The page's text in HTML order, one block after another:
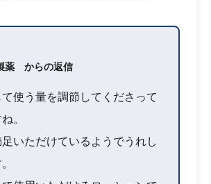
薬 からの返信
使う量を調節してくださって
。
いただけているようでうれし